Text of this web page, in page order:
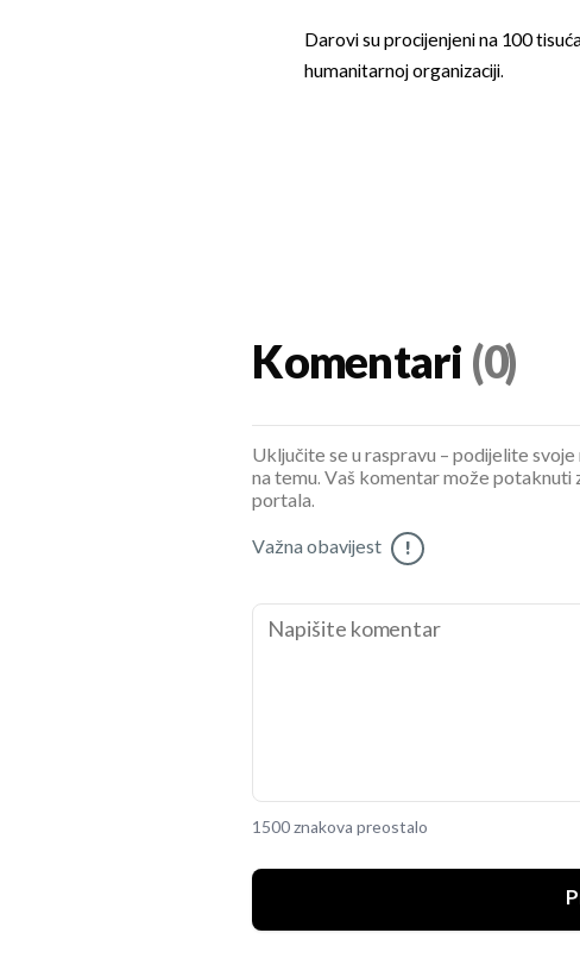
Darovi su procijenjeni na 100
humanitarnoj organizaciji.
Komentari (0)
Uključite se u raspravu – podijelite
na temu. Vaš komentar može potaknuti
portala.
Važna obavijest !
1500 znakova preostalo